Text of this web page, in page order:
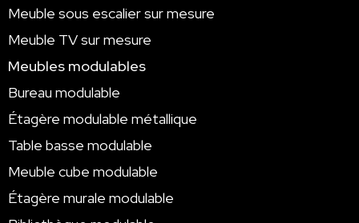
Meuble sous escalier sur mesure
Meuble TV sur mesure
Meubles modulables
Bureau modulable
Étagère modulable métallique
Table basse modulable
Meuble cube modulable
Étagère murale modulable